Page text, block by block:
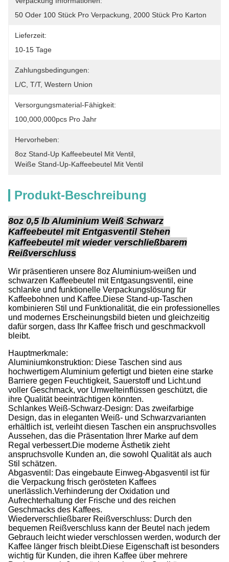
50 Oder 100 Stück Pro Verpackung, 2000 Stück Pro Karton
Lieferzeit:
10-15 Tage
Zahlungsbedingungen:
L/C, T/T, Western Union
Versorgungsmaterial-Fähigkeit:
100,000,000pcs Pro Jahr
Hervorheben:
8oz Stand-Up Kaffeebeutel Mit Ventil
Weiße Stand-Up-Kaffeebeutel Mit Ventil
Produkt-Beschreibung
8oz 0,5 lb Aluminium Weiß Schwarz
Kaffeebeutel mit Entgasventil Stehen
Kaffeebeutel mit wieder verschließbarem
Reißverschluss
Wir präsentieren unsere 8oz Aluminium-weißen und
schwarzen Kaffeebeutel mit Entgasungsventil, eine
schlanke und funktionelle Verpackungslösung für
Kaffeebohnen und Kaffee.Diese Stand-up-Taschen
kombinieren Stil und Funktionalität, die ein professionelles
und modernes Erscheinungsbild bieten und gleichzeitig
dafür sorgen, dass Ihr Kaffee frisch und geschmackvoll
bleibt.
Hauptmerkmale:
Aluminiumkonstruktion: Diese Taschen sind aus
hochwertigem Aluminium gefertigt und bieten eine starke
Barriere gegen Feuchtigkeit, Sauerstoff und Licht.und
voller Geschmack, vor Umwelteinflüssen geschützt, die
ihre Qualität beeinträchtigen könnten.
Schlankes Weiß-Schwarz-Design: Das zweifarbige
Design, das in eleganten Weiß- und Schwarzvarianten
erhältlich ist, verleiht diesen Taschen ein anspruchsvolles
Aussehen, das die Präsentation Ihrer Marke auf dem
Regal verbessert.Die moderne Ästhetik zieht
anspruchsvolle Kunden an, die sowohl Qualität als auch
Stil schätzen.
Abgasventil: Das eingebaute Einweg-Abgasventil ist für
die Verpackung frisch gerösteten Kaffees
unerlässlich.Verhinderung der Oxidation und
Aufrechterhaltung der Frische und des reichen
Geschmacks des Kaffees.
Wiederverschließbarer Reißverschluss: Durch den
bequemen Reißverschluss kann der Beutel nach jedem
Gebrauch leicht wieder verschlossen werden, wodurch der
Kaffee länger frisch bleibt.Diese Eigenschaft ist besonders
wichtig für Kunden, die ihren Kaffee über mehrere